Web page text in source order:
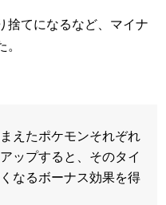
捨てになるなど、マイナ
えたポケモンそれぞれ
ップすると、そのタイ
なるボーナス効果を得